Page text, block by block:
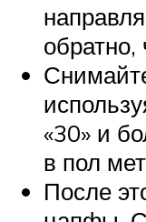
«30» и
в пол
После